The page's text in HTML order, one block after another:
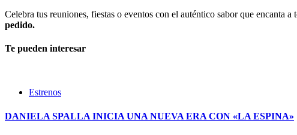
Celebra tus reuniones, fiestas o eventos con el auténtico sabor que encanta
pedido.
Te pueden interesar
Estrenos
DANIELA SPALLA INICIA UNA NUEVA ERA CON «LA ESPINA»